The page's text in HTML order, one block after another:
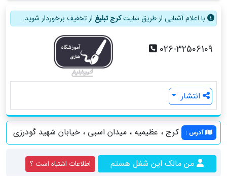
با اعلام آشنایی از طریق سایتکرج تبلیغ از تخفیف برخوردار شوید.
026-32506109
انتشار
آدرس : کرج ، عظیمیه ، میدان اسبی ، خیابان شهید گودرزی
من مالک این شغل هستم اطلاعات اشتباه است ؟